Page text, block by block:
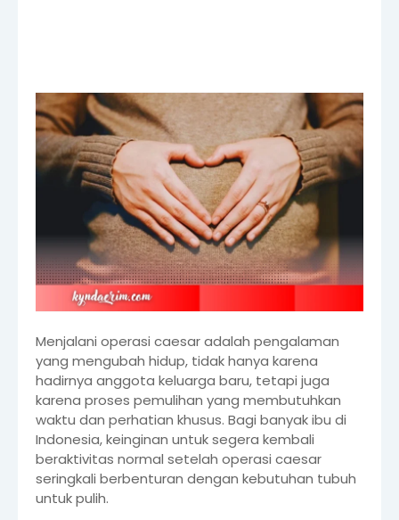
Menjalani operasi caesar adalah pengalaman
yang mengubah hidup, tidak hanya karena
hadirnya anggota keluarga baru, tetapi juga
karena proses pemulihan yang membutuhkan
waktu dan perhatian khusus. Bagi banyak ibu di
Indonesia, keinginan untuk segera kembali
beraktivitas normal setelah operasi caesar
seringkali berbenturan dengan kebutuhan tubuh
untuk pulih.